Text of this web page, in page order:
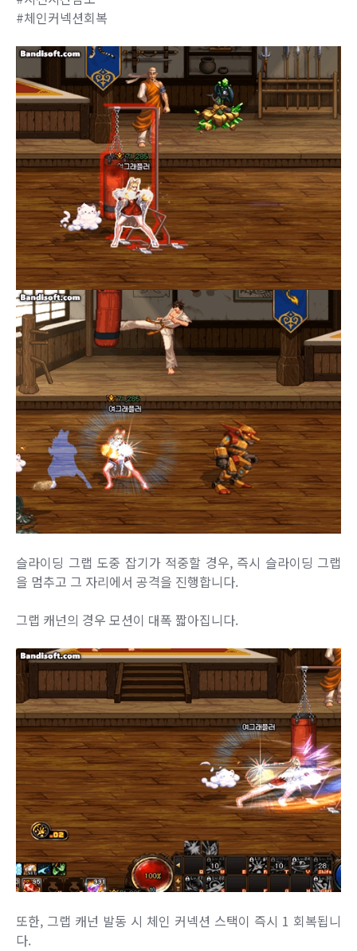
#체인커넥션회복
슬라이딩 그랩 도중 잡기가 적중할 경우, 즉시 슬라이딩 그랩
을 멈추고 그 자리에서 공격을 진행합니다.
그랩 캐넌의 경우 모션이 대폭 짧아집니다.
또한, 그랩 캐넌 발동 시 체인 커넥션 스택이 즉시 1 회복됩니
다.